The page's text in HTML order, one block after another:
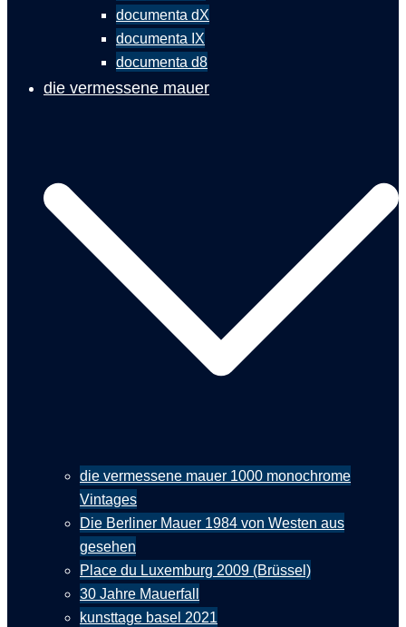
documenta dX
documenta IX
documenta d8
die vermessene mauer
die vermessene mauer 1000 monochrome
Vintages
Die Berliner Mauer 1984 von Westen aus
gesehen
Place du Luxemburg 2009 (Brüssel)
30 Jahre Mauerfall
kunsttage basel 2021